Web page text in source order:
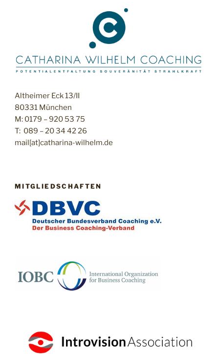
Altheimer Eck 13/II
80331 München
M: 0179 – 920 53 75
T: 089 – 20 34 42 26
mail[at]catharina-wilhelm.de
MITGLIEDSCHAFTEN